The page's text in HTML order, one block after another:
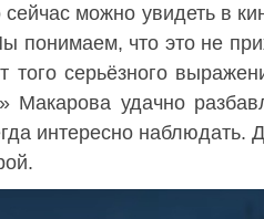
сейчас можно увидеть в
понимаем, что это не
того серьёзного
удачно
интересно наблюдать.